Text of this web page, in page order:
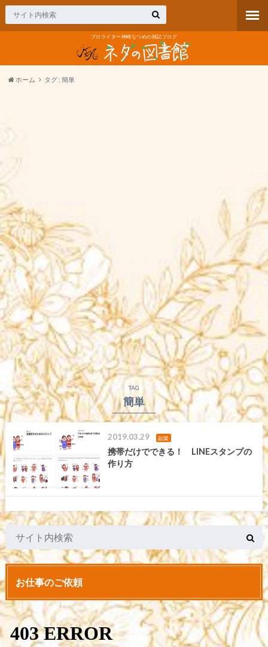
プロライター神崎なつめの雑記ブログ
ホーム タグ : 簡単
TAG
簡単
2019.03.29 副業
携帯だけでできる！ LINEスタンプの
作り方
お仕事のご依頼